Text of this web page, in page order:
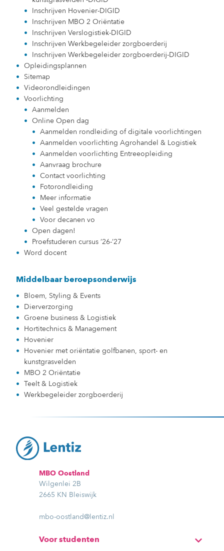
Inschrijven Hovenier-DIGID
Inschrijven MBO 2 Oriëntatie
Inschrijven Verslogistiek-DIGID
Inschrijven Werkbegeleider zorgboerderij
Inschrijven Werkbegeleider zorgboerderij-DIGID
Opleidingsplannen
Sitemap
Videorondleidingen
Voorlichting
Aanmelden
Online Open dag
Aanmelden rondleiding of digitale voorlichtingen
Aanmelden voorlichting Agrohandel & Logistiek
Aanmelden voorlichting Entreeopleiding
Aanvraag brochure
Contact voorlichting
Fotorondleiding
Meer informatie
Veel gestelde vragen
Voor decanen vo
Open dagen!
Proefstuderen cursus ’26-’27
Word docent
Middelbaar beroepsonderwijs
Bloem, Styling & Events
Dierverzorging
Groene business & Logistiek
Hortitechnics & Management
Hovenier
Hovenier met oriëntatie golfbanen, sport- en
kunstgrasvelden
MBO 2 Oriëntatie
Teelt & Logistiek
Werkbegeleider zorgboerderij
MBO Oostland
Wilgenlei 2B
2665 KN Bleiswijk
mbo-oostland@lentiz.nl
Voor studenten